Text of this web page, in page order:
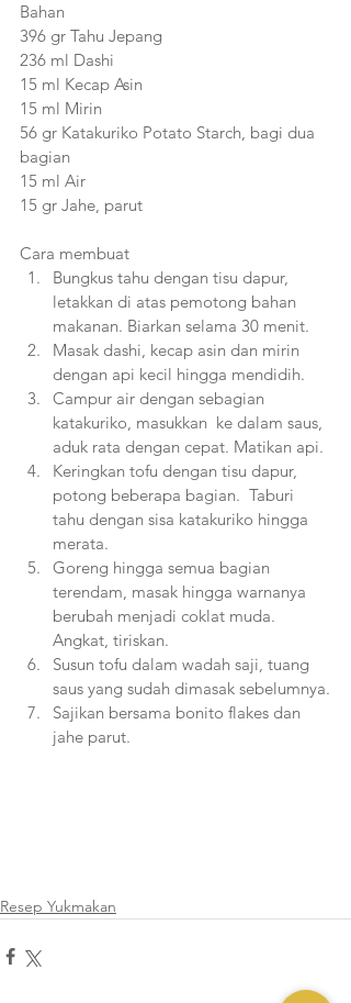
Bahan
396 gr Tahu Jepang
236 ml Dashi
15 ml Kecap Asin
15 ml Mirin
56 gr Katakuriko Potato Starch, bagi dua
bagian
15 ml Air
15 gr Jahe, parut
Cara membuat
Bungkus tahu dengan tisu dapur,
letakkan di atas pemotong bahan
makanan. Biarkan selama 30 menit.
Masak dashi, kecap asin dan mirin
dengan api kecil hingga mendidih.
Campur air dengan sebagian
katakuriko, masukkan  ke dalam saus,
aduk rata dengan cepat. Matikan api.
Keringkan tofu dengan tisu dapur,
potong beberapa bagian.  Taburi
tahu dengan sisa katakuriko hingga
merata.
Goreng hingga semua bagian
terendam, masak hingga warnanya
berubah menjadi coklat muda.
Angkat, tiriskan.
Susun tofu dalam wadah saji, tuang
saus yang sudah dimasak sebelumnya.
Sajikan bersama bonito flakes dan
jahe parut.
Resep Yukmakan